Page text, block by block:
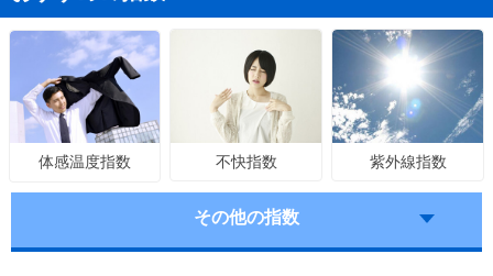
体感温度指数 不快指数 紫外線指数
その他の指数